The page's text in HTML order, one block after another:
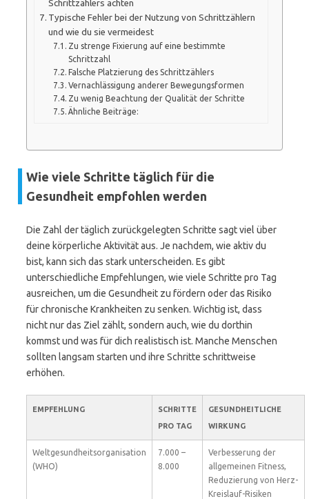
Schrittzählers achten
Typische Fehler bei der Nutzung von Schrittzählern
und wie du sie vermeidest
Zu strenge Fixierung auf eine bestimmte
Schrittzahl
Falsche Platzierung des Schrittzählers
Vernachlässigung anderer Bewegungsformen
Zu wenig Beachtung der Qualität der Schritte
Ähnliche Beiträge:
Wie viele Schritte täglich für die
Gesundheit empfohlen werden
Die Zahl der täglich zurückgelegten Schritte sagt viel über
deine körperliche Aktivität aus. Je nachdem, wie aktiv du
bist, kann sich das stark unterscheiden. Es gibt
unterschiedliche Empfehlungen, wie viele Schritte pro Tag
ausreichen, um die Gesundheit zu fördern oder das Risiko
für chronische Krankheiten zu senken. Wichtig ist, dass
nicht nur das Ziel zählt, sondern auch, wie du dorthin
kommst und was für dich realistisch ist. Manche Menschen
sollten langsam starten und ihre Schritte schrittweise
erhöhen.
EMPFEHLUNG
SCHRITTE
PRO TAG
GESUNDHEITLICHE
WIRKUNG
Weltgesundheitsorganisation
(WHO)
7.000 –
8.000
Verbesserung der
allgemeinen Fitness,
Reduzierung von Herz-
Kreislauf-Risiken